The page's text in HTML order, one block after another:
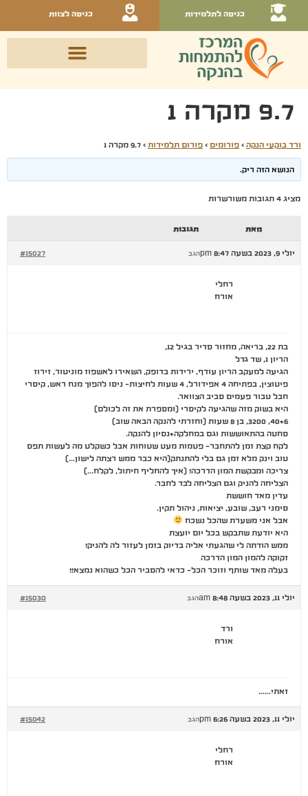
כניסה לתלמידות כניסה לצוות
9.7 מקרה 1
ורד בוקעי הנקה › פורומים › פורום תלמידות › 9.7 מקרה 1
הנושא הזה ריק.
מציג 4 תגובות משורשרות
מאת תגובות
יולי 9, 2023 בשעה 8:47 pm #15027 הגב
רחלי
אורח
בת 22, בריאה, מחזור סדיר בגיל 12,
הריון 1, שד גדל
הגיעה למעקב הריון עודף, ירידות בדופק, השאירו לאשפוז מוניטור, זירוז
פיטוצין, בפתיחה 4 אפידורל, 4 שעות לחיצות- ניסו להפוך מנח ראש, קיסרי
חבל טבור פעמים סביב הצוואר.
היא בשוק מזה שהגיעה לקיסרי (ומספרת את זה לכולם)
40+6, 3200, בן 8 שעות (וחזרתי להנקה הבאה שוב)
סחטה בהתאוששות וגם במחלקה+נסיון להנקה.
לקח קצת זמן להתחבר- פטמות מעט שטוחות אבל כשקלט מה לעשות תפס
טוב וינק מלא זמן גם בלי להתנתק(היא כבר ממש רצתה לישון…)
צריכה ומבקשת המון הדרכה! (איך להחליף חיתול, לקלח…)
הצליחה להניק וגם הצליחה לבד לחבר.
עדין מאד חוששת
סימני רעב, שובע, יציאות, ניהול תקין.
אבל אני משערת שהכל נשכח
היא יודעת שתבקש בכל יום יועצת
ממש הודתה לי שהגעתי אליה בדיוק בזמן לעזור לה להניק!
זקוקה להמון המון הדרכה
בעלה מאד שותף וזוכר הכל- כדאי להסביר הכל כשהוא נמצא!!
יולי 11, 2023 בשעה 8:48 am #15030 הגב
ורד
אורח
זאתי……
יולי 11, 2023 בשעה 6:26 pm #15042 הגב
רחלי
אורח